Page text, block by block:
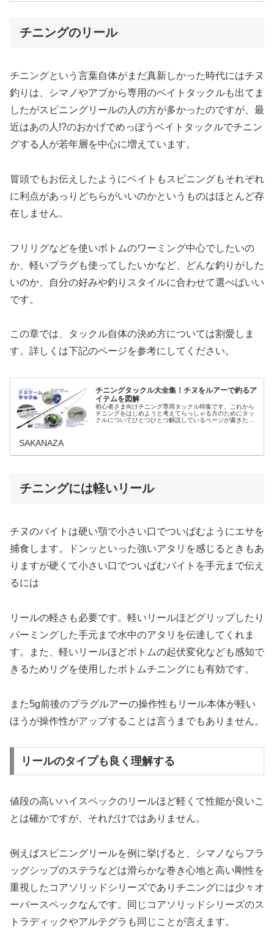
チニングのリール
チニングという言葉自体がまだ真新しかった時代にはチヌ
釣りは、シマノやアブから専用のベイトタックルも出てま
したがスピニングリールの人の方が多かったのですが、最
近はあの人!?のおかげでめっぽうベイトタックルでチニン
グする人が若年層を中心に増えています。
冒頭でもお伝えしたようにベイトもスピニングもそれぞれ
に利点があっりどちらがいいのかというものはほとんど存
在しません。
フリリグなどを使いボトムのワーミング中心でしたいの
か、軽いプラグも使ってしたいかなど、どんな釣りがした
いのか、自分の好みや釣りスタイルに合わせて選べばいい
です。
この章では、タックル自体の決め方については割愛しま
す。詳しくは下記のページを参考にしてください。
チニングタックル大全集！チヌをルアーで釣るア
イテムを図解
初心者さま向けチニング専用タックル特集です。これから
チニングをはじめようと考えてらっしゃる方のためにタッ
クルについてひとつひとつ解説しているページが書きたい
SAKANAZA
チニングには軽いリール
チヌのバイトは硬い顎で小さい口でついばむようにエサを
捕食します。ドンッといった強いアタリを感じるときもあ
りますが硬くて小さい口でついばむバイトを手元まで伝え
るには
リールの軽さも必要です。軽いリールほどグリップしたり
パーミングした手元まで水中のアタリを伝達してくれま
す。また、軽いリールほどボトムの起伏変化なども感知で
きるためリグを使用したボトムチニングにも有効です。
また5g前後のプラグルアーの操作性もリール本体が軽い
ほうが操作性がアップすることは言うまでもありません。
リールのタイプも良く理解する
値段の高いハイスペックのリールほど軽くて性能が良いこ
とは確かですが、それだけではありません。
例えばスピニングリールを例に挙げると、シマノならフラ
ッグシップのステラなどは滑らかな巻き心地と高い剛性を
重視したコアソリッドシリーズでありチニングには少々オ
ーバースペックなんです。同じコアソリッドシリーズのス
トラディックやアルテグラも同じことが言えます。